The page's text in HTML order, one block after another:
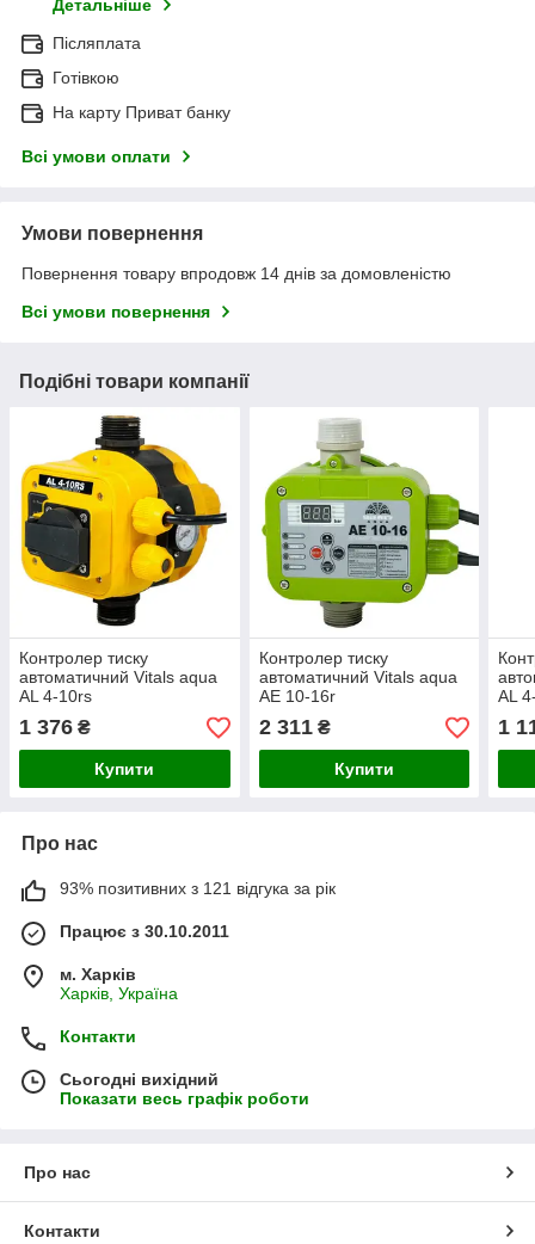
Детальніше
Післяплата
Готівкою
На карту Приват банку
Всі умови оплати
Умови повернення
Повернення товару впродовж 14 днів за домовленістю
Всі умови повернення
Подібні товари компанії
Контролер тиску
автоматичний Vitals aqua
AL 4-10rs
1 376 ₴
Купити
Контролер тиску
автоматичний Vitals aqua
AE 10-16r
2 311₴
Купити
AL
1
Про нас
93% позитивних з 121 відгука за рік
Працює з 30.10.2011
м. Харків
Харків, Україна
Контакти
Сьогодні вихідний
Показати весь графік роботи
Про нас
Контакти